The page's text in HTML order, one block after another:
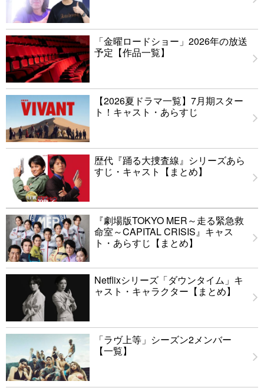
「金曜ロードショー」2026年の放送
予定【作品一覧】
【2026夏ドラマ一覧】7月期スター
ト！キャスト・あらすじ
歴代『踊る大捜査線』シリーズあら
すじ・キャスト【まとめ】
『劇場版TOKYO MER～走る緊急救
命室～CAPITAL CRISIS』キャス
ト・あらすじ【まとめ】
Netflixシリーズ「ダウンタイム」キ
ャスト・キャラクター【まとめ】
「ラヴ上等」シーズン2メンバー
【一覧】